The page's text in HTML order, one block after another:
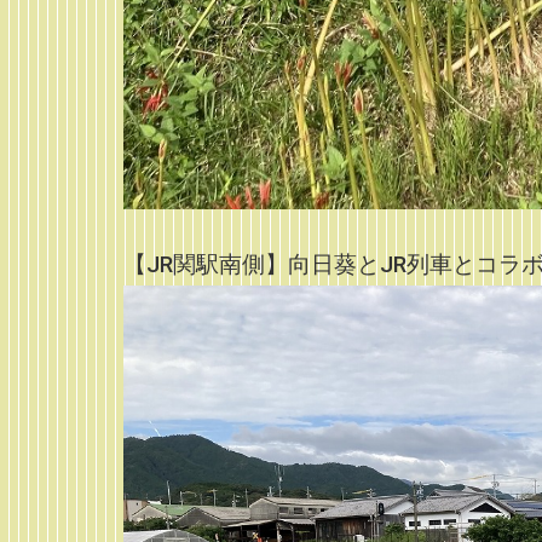
【JR関駅南側】向日葵とJR列車とコラ